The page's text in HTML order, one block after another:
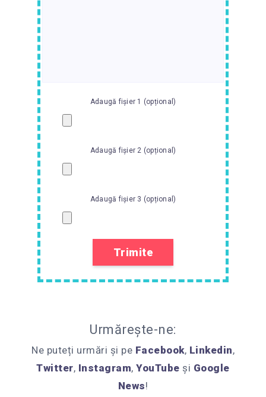
Adaugă fișier 1 (opțional)
Adaugă fișier 2 (opțional)
Adaugă fișier 3 (opțional)
Urmărește-ne:
Ne puteți urmări și pe Facebook, Linkedin,
Twitter, Instagram,YouTube și Google
News!